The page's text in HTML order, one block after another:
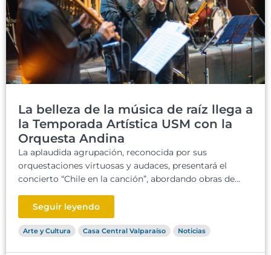
La belleza de la música de raíz llega a
la Temporada Artística USM con la
Orquesta Andina
La aplaudida agrupación, reconocida por sus
orquestaciones virtuosas y audaces, presentará el
concierto “Chile en la canción”, abordando obras de...
Seguir leyendo
Arte y Cultura Casa Central Valparaíso Noticias